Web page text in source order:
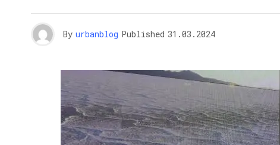
By urbanblog Published 31.03.2024